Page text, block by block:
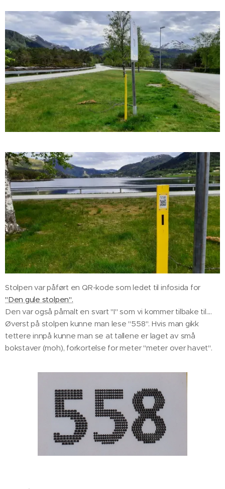
Stolpen var påført en QR-kode som ledet til infosida for
"Den gule stolpen".
Den var også påmalt en svart "I" som vi kommer tilbake til....
Øverst på stolpen kunne man lese "558". Hvis man gikk
tettere innpå kunne man se at tallene er laget av små
bokstaver (moh), forkortelse for meter "meter over havet".